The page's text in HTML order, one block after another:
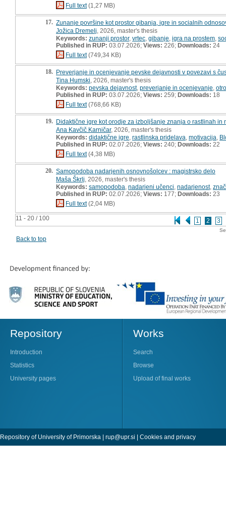
11 - 20 / 100 1 2 3
Full text(1,27 MB)
17. Zunanje površine kot prostor gibanja, igre in socialnih
Jožica Dremelj , 2026, master's thesis
Keywords: zunanji prostor, vrtec gibanje igra na prostem
Published in RUP: 03.07.2026; Views: 226; Downloads: 24
Full text(749,34 KB)
18. Preverjanje in ocenjevanje pevske dejavnosti v povezavi s
Tina Humski , 2026, master's thesis
Keywords: pevska dejavnost, preverjanje in ocenjevanje
Published in RUP: 03.07.2026; Views: 259; Downloads: 18
Full text(768,66 KB)
19. Didaktične igre kot orodje za izboljšanje znanja o rastlinah in
Ana Kavčič Karničar, 2026, master's thesis
Keywords: didaktične igre rastlinska pridelava motivacija
Published in RUP: 02.07.2026; Views: 240; Downloads: 22
Full text(4,38 MB)
20. Samopodoba nadarjenih osnovnošolcev : magistrsko delo
Maša Škrlj , 2026, master's thesis
Keywords: samopodoba nadarjeni učenci nadarjenost,
Published in RUP: 02.07.2026; Views: 177; Downloads: 23
Full text(2,04 MB)
Back to top
Repository
Introduction
Statistics
University pages
Works
Search
Browse
Upload of final works
Repository of University of Primorska | rup@upr.si | Cookies and privacy